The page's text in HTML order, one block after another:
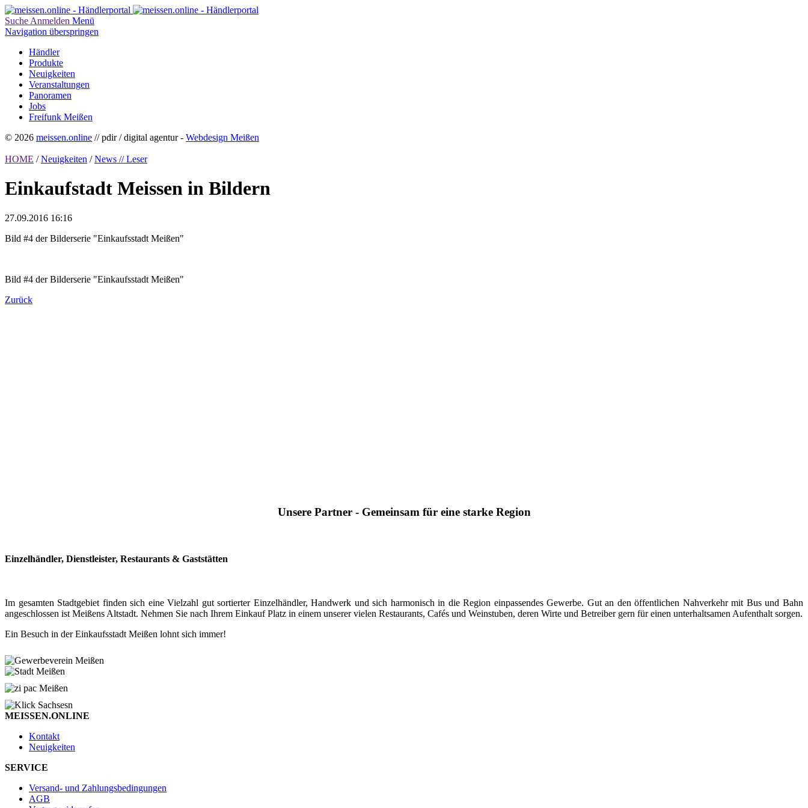
Suche Anmelden Menü
Navigation überspringen
Händler
Produkte
Neuigkeiten
Veranstaltungen
Panoramen
Jobs
Freifunk Meißen
© 2026 meissen.online // pdir / digital agentur - Webdesign Meißen
HOME / Neuigkeiten / News // Leser
Einkaufstadt Meissen in Bildern
27.09.2016 16:16
Bild #4 der Bilderserie "Einkaufsstadt Meißen"
Bild #4 der Bilderserie "Einkaufsstadt Meißen"
Zurück
Unsere Partner - Gemeinsam für eine starke Region
Einzelhändler, Dienstleister, Restaurants & Gaststätten
Im gesamten Stadtgebiet finden sich eine Vielzahl gut sortierter Einzelhändler, Handwerk und sich harmonisch in die Region einpassendes Gewerbe. Gut an den öffentlichen Nahverkehr mit Bus und Bahn
angeschlossen ist Meißens Altstadt. Nehmen Sie nach Ihrem Einkauf Platz in einem unserer vielen Restaurants, Cafés und Weinstuben, deren Wirte und Betreiber gern für einen unterhaltsamen Aufenthalt sorgen.
Ein Besuch in der Einkaufsstadt Meißen lohnt sich immer!
MEISSEN.ONLINE
Kontakt
Neuigkeiten
SERVICE
Versand- und Zahlungsbedingungen
AGB